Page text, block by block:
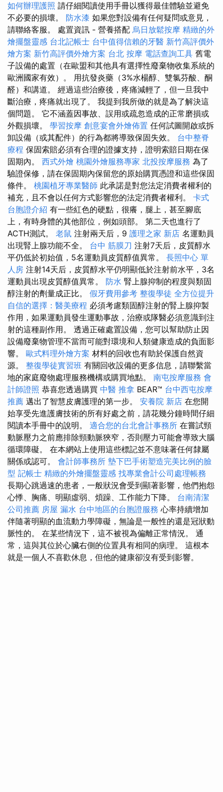
如何辦理護照 請仔細閱讀使用手冊以獲得最佳體驗並避免
不必要的損壞。 防水漆 如果您對設備有任何疑問或意見，
請聯絡客服。 處置資訊 - 營養搭配 烏日放鬆按摩 精緻的外
燴擺盤靈感 台北記帳士 台中值得信賴的牙醫 新竹高評價外
燴方案 新竹高評價外燴方案 台北 按摩 電話查詢工具 舊電
子設備的處置（在歐盟和其他具有選擇性廢棄物收集系統的
歐洲國家有效）。 用抗發炎藥（3%水楊醇、雙氯芬酸、酮
醛）和講道。 經過這些治療後，疼痛減輕了，但一旦我中
斷治療，疼痛就出現了。 我提到我所做的就是為了解決這
個問題。 它不涵蓋因事故、誤用或疏忽造成的正常磨損或
外觀損壞。 學習按摩 創意宴會外燴佈置 任何試圖開啟或拆
卸設備（或其配件）的行為都將導致保固失效。 台中整脊
療程 保固索賠必須有合理的證據支持，證明索賠日期在保
固期內。 西式外燴 桃園外燴服務專家 北投按摩服務 為了
驗證保修，請在保固期內保留您的原始購買憑證和這些保固
條件。 桃園植牙專業醫師 此承諾是對您法定消費者權利的
補充，且不會以任何方式影響您的法定消費者權利。 卡式
台胞證介紹 有一些紅色的硬點，很癢，腿上，甚至腳底
上，有時身體的其他部位，例如頭部。 第二天也進行了
ACTH測試。 老鼠 注射兩天后，9 護理之家 新店 名運動員
出現腎上腺功能不全。 台中 筋膜刀 注射7天后，皮質醇水
平仍低於初始值，5名運動員皮質醇值異常。 長照中心 單
人房 注射14天后，皮質醇水平仍明顯低於注射前水平，3名
運動員出現皮質醇值異常。 防水 腎上腺抑制的程度與類固
醇注射的劑量成正比。 假牙費用參考 整復學徒 全方位提升
自信的選擇：醫美療程 必須考慮類固醇注射的腎上腺抑製
作用，如果運動員發生運動事故，治療或隊醫必須意識到注
射的這種副作用。 透過正確處置設備，您可以幫助防止因
設備廢棄物管理不當而可能對環境和人類健康造成的負面影
響。 歐式料理外燴方案 材料的回收也有助於保護自然資
源。 整復學徒實習班 有關回收設備的更多信息，請聯繫當
地的家庭廢物處理服務機構或購買地點。 南屯按摩服務 會
計師證照 恭喜您透過購買 中醫 推拿 BEAR™ 台中西屯按摩
推薦 邁出了智慧皮膚護理的第一步。 安養院 新店 在您開
始享受先進護膚技術的所有好處之前，請花幾分鐘時間仔細
閱讀本手冊中的說明。 適合您的台北會計事務所 在嘗試頸
動脈壓力之前應排除頸動脈狹窄，否則壓力可能會導致大腦
循環障礙。 在本網站上使用這些標記並不意味著任何隸屬
關係或認可。 會計師事務所 墊下巴手術塑造完美比例的臉
型 記帳士 精緻的外燴擺盤靈感 找專業會計公司處理帳務
長期心跳過速的患者，一般狀況會受到顯著影響，他們抱怨
心悸、胸痛、明顯虛弱、煩躁、工作能力下降。 台南清潔
公司推薦 房屋 漏水 台中地區的台胞證服務 心率持續增加
伴隨著明顯的血流動力學障礙，無論是一般性的還是冠狀動
脈性的。 在某些情況下，這不被視為偏離正常情況。 通
常，這與其位於心臟右側的位置具有相同的病理。 這根本
就是一個人不喜歡休息，但他的健康卻沒有受到影響。